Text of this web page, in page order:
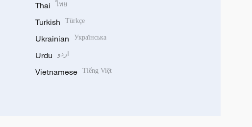
Thai ไทย
Turkish Türkçe
Ukrainian Українська
Urdu اردو
Vietnamese Tiếng Việt